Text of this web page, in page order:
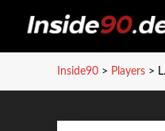
Inside90 > Players >